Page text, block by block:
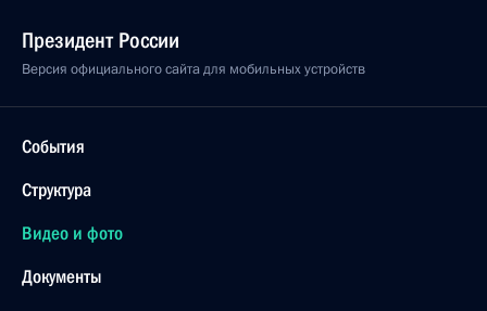
Президент России
Версия официального сайта для мобильных устройств
События
Структура
Видео и фото
Документы